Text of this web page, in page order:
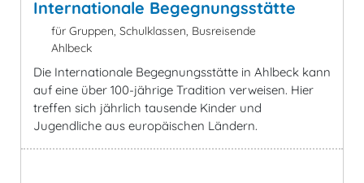
Internationale Begegnungsstätte
für Gruppen, Schulklassen, Busreisende
Ahlbeck
Die Internationale Begegnungsstätte in Ahlbeck kann
auf eine über 100-jährige Tradition verweisen. Hier
treffen sich jährlich tausende Kinder und
Jugendliche aus europäischen Ländern.